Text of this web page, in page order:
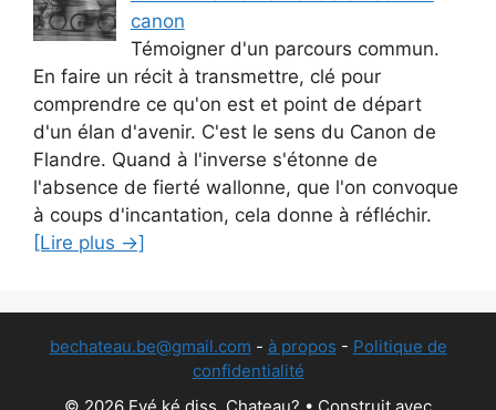
canon
Témoigner d'un parcours commun.
En faire un récit à transmettre, clé pour
comprendre ce qu'on est et point de départ
d'un élan d'avenir. C'est le sens du Canon de
Flandre. Quand à l'inverse s'étonne de
l'absence de fierté wallonne, que l'on convoque
à coups d'incantation, cela donne à réfléchir.
[Lire plus →]
bechateau.be@gmail.com - à propos - Politique de
confidentialité